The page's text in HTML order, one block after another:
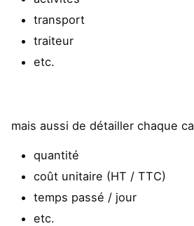
transport
traiteur
etc.
mais aussi de détailler chaque
quantité
coût unitaire (HT / TTC)
temps passé / jour
etc.